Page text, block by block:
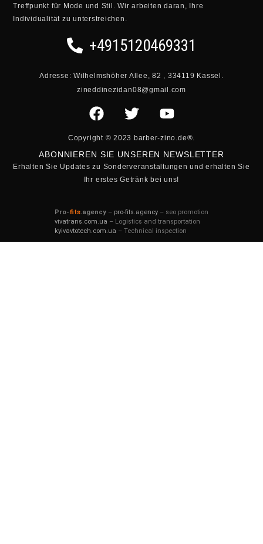
Treffpunkt für Mode und Stil. Wir arbeiten daran, Ihre
Individualität zu unterstreichen.
+4915120469331
Adresse: Wilhelmshöher Allee, 82 , 334119 Kassel.
zineddinezidan08@gmail.com
Copyright © 2023 barber-zino.de®.
ABONNIEREN SIE UNSEREN NEWSLETTER
Erhalten Sie Updates zu Sonderveranstaltungen und erhalten Sie
Ihr erstes Getränk bei uns!
Pro-fits.agency – pro-fits.agency – seo promotion
vivatrans.com.ua – Logistics and transportation
kyivavtotech.com.ua – Technical inspection